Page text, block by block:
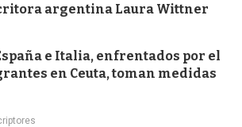
argentina Laura Wittner
e Italia, enfrentados por el
en Ceuta, toman medidas